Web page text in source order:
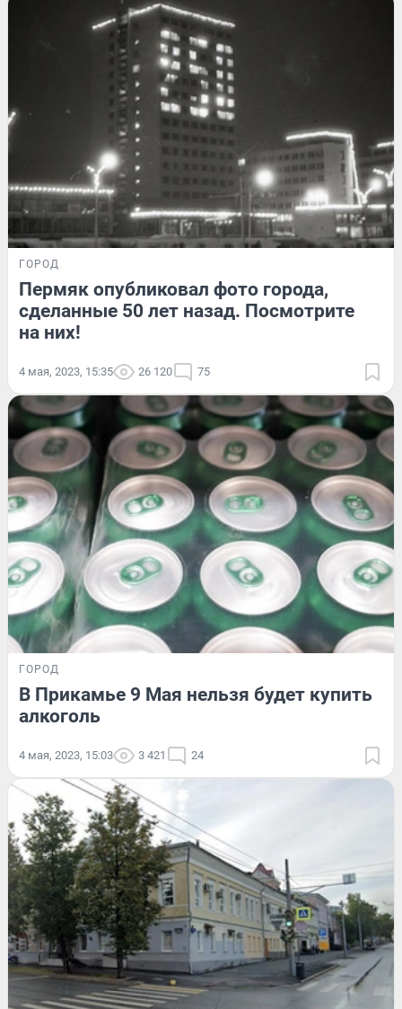
ГОРОД
Пермяк опубликовал фото города,
сделанные 50 лет назад. Посмотрите
на них!
4 мая, 2023, 15:35 26 120 75
ГОРОД
В Прикамье 9 Мая нельзя будет купить
алкоголь
4 мая, 2023, 15:03 3 421 24